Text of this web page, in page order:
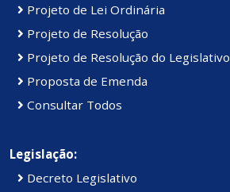
Projeto de Lei Ordinária
Projeto de Resolução
Projeto de Resolução do Legislativo
Proposta de Emenda
Consultar Todos
Legislação:
Decreto Legislativo